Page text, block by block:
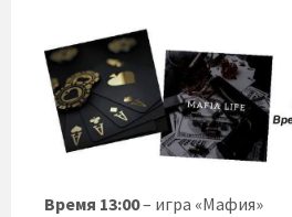
Время 13:00– игра «Мафия»